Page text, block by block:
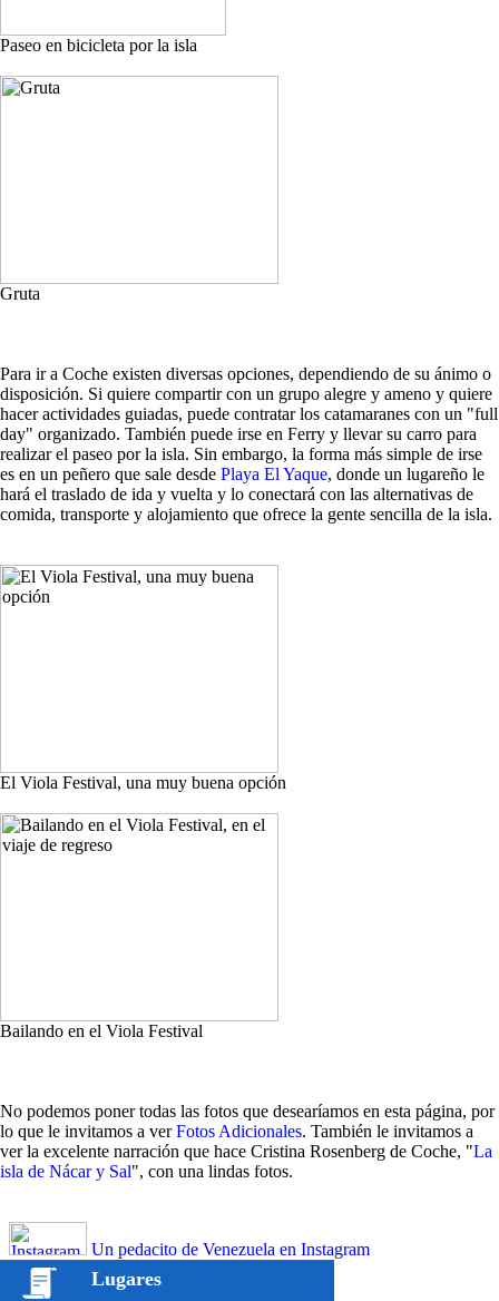
Paseo en bicicleta por la isla
Gruta
Para ir a Coche existen diversas opciones, dependiendo de su ánimo o
disposición. Si quiere compartir con un grupo alegre y ameno y quiere
hacer actividades guiadas, puede contratar los catamaranes con un "full
day" organizado. También puede irse en Ferry y llevar su carro para
realizar el paseo por la isla. Sin embargo, la forma más simple de irse
es en un peñero que sale desde Playa El Yaque, donde un lugareño le
hará el traslado de ida y vuelta y lo conectará con las alternativas de
comida, transporte y alojamiento que ofrece la gente sencilla de la isla.
El Viola Festival, una muy buena opción
Bailando en el Viola Festival
No podemos poner todas las fotos que desearíamos en esta página, por
lo que le invitamos a verFotos Adicionales. También le invitamos a
ver la excelente narración que hace Cristina Rosenberg de Coche, "La
isla de Nácar y Sal", con una lindas fotos.
Un pedacito de Venezuela en Instagram
Lugares